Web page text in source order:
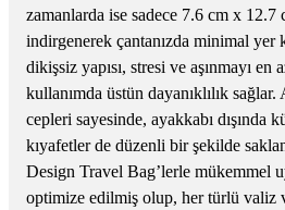
zamanlarda ise sadece 7.6 cm x 12.7
indirgenerek çantanızda minimal yer
dikişsiz yapısı, stresi ve aşınmayı
kullanımda üstün dayanıklılık sağlar.
cepleri sayesinde, ayakkabı dışında
kıyafetler de düzenli bir şekilde
Design Travel Bag’lerle mükemmel
optimize edilmiş olup, her türlü valiz